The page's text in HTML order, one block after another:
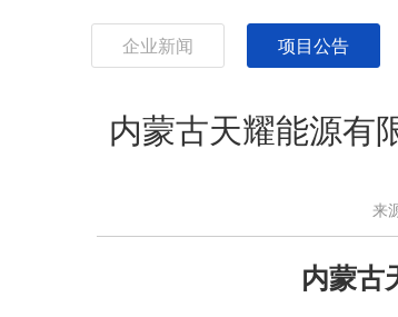
企业新闻 项目公告
内蒙古天耀能源有
来
内蒙古